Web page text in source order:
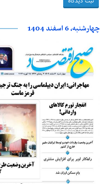
چهارشنبه، 6 اسفند 1404